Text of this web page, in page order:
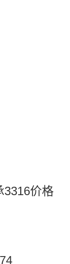
3316价格